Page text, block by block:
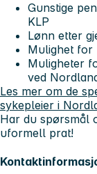
Gunstige
KLP
Lønn etter
Mulighet for
Muligheter
ved
Les mer om de
sykepleier i
Har du spørsmål
uformell prat!